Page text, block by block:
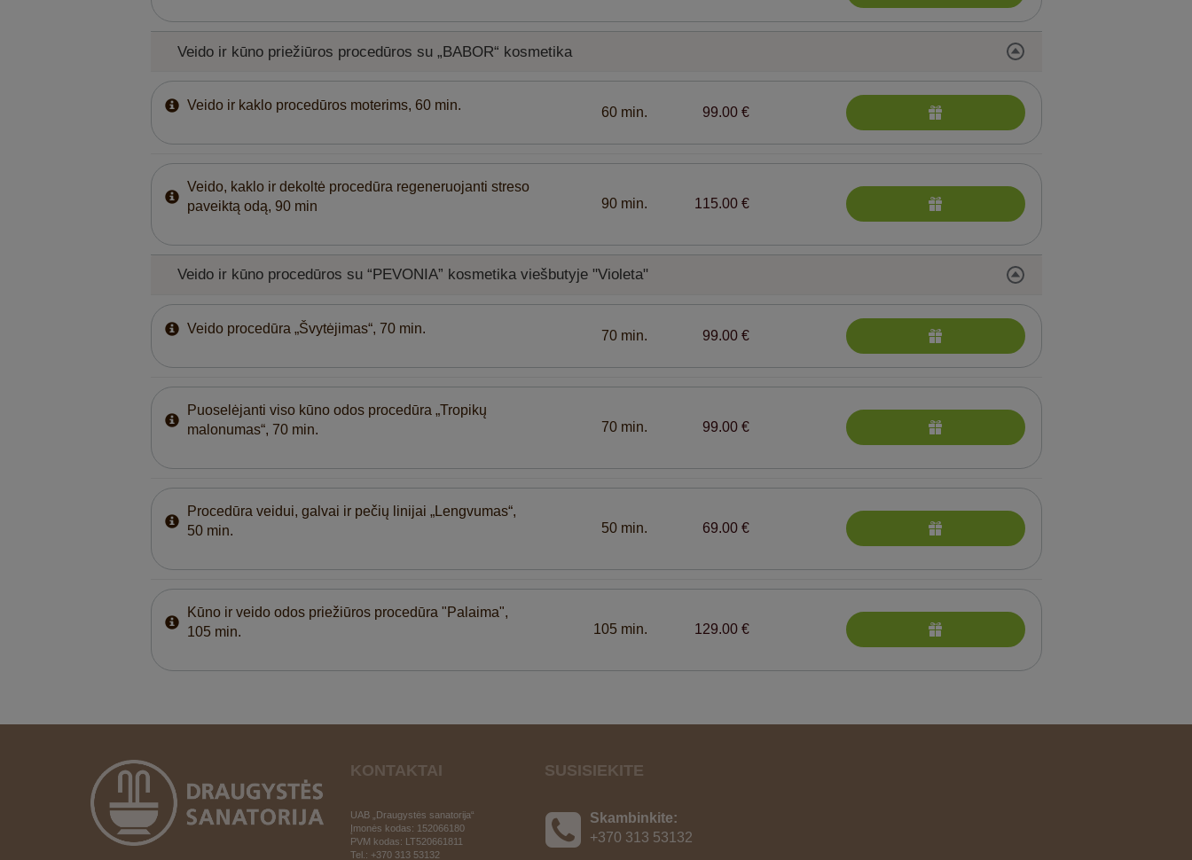
Veido ir kūno priežiūros procedūros su „BABOR“ kosmetika
Veido ir kaklo procedūros moterims, 60 min. 60 min. 99.00 €
Veido, kaklo ir dekoltė procedūra regeneruojanti streso
paveiktą odą, 90 min
90 min. 115.00 €
Veido ir kūno procedūros su “PEVONIA” kosmetika viešbutyje "Violeta"
Veido procedūra „Švytėjimas“, 70 min. 70 min. 99.00 €
Puoselėjanti viso kūno odos procedūra „Tropikų
malonumas“, 70 min.
70 min. 99.00 €
Procedūra veidui, galvai ir pečių linijai „Lengvumas“,
50 min.
50 min. 69.00 €
Kūno ir veido odos priežiūros procedūra "Palaima",
105 min.
105 min. 129.00 €
KONTAKTAI
UAB „Draugystės sanatorija“
Įmonės kodas: 152066180
PVM kodas: LT520661811
Tel.: +370 313 53132
SUSISIEKITE
Skambinkite:
+370 313 53132